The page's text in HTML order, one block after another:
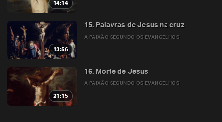
14:14
13:56
15. Palavras de Jesus na cruz
A PAIXÃO SEGUNDO OS EVANGELHOS
21:15
16. Morte de Jesus
A PAIXÃO SEGUNDO OS EVANGELHOS